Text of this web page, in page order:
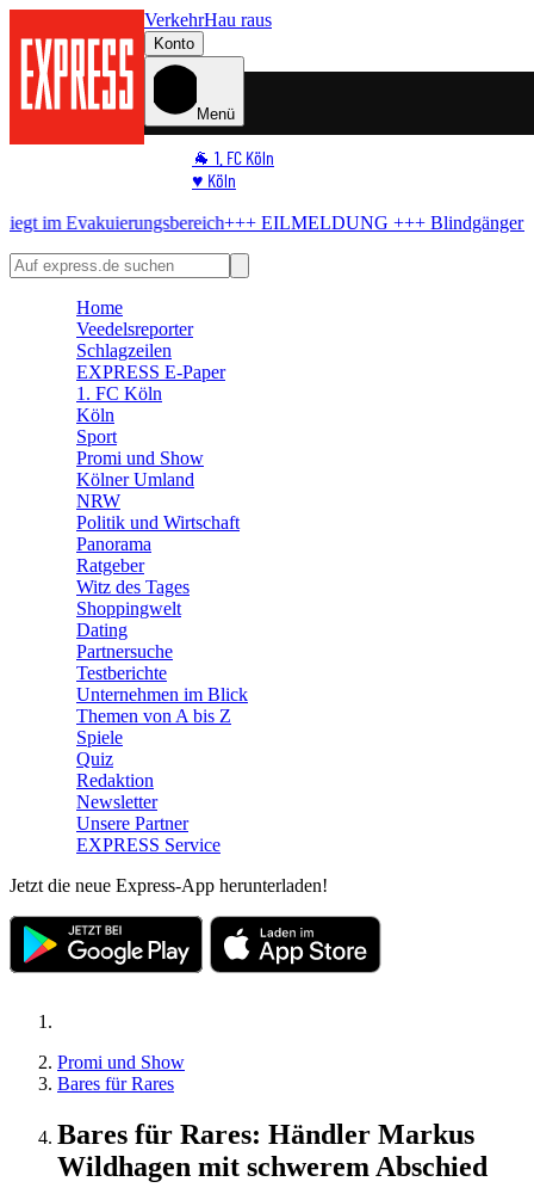
VerkehrHau raus
Konto
Menü
🐐 1. FC Köln
♥️ Köln
🏆 Sport
+++ EILMELDUNG +++Blindgänger in Köln
Home
Veedelsreporter
Schlagzeilen
EXPRESS E-Paper
1. FC Köln
Köln
Sport
Promi und Show
Kölner Umland
NRW
Politik und Wirtschaft
Panorama
Ratgeber
Witz des Tages
Shoppingwelt
Dating
Partnersuche
Testberichte
Unternehmen im Blick
Themen von A bis Z
Spiele
Quiz
Redaktion
Newsletter
Unsere Partner
EXPRESS Service
Jetzt die neue Express-App herunterladen!
Promi und Show
Bares für Rares
Bares für Rares: Händler Markus
Wildhagen mit schwerem Abschied